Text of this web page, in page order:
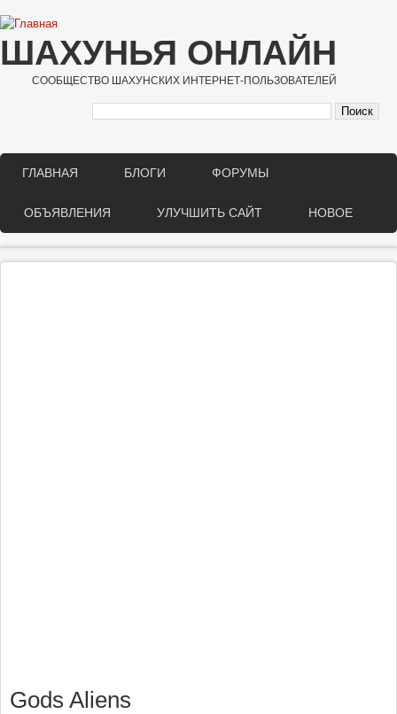
Перейти к основному содержанию
ШАХУНЬЯ ОНЛАЙН
СООБЩЕСТВО ШАХУНСКИХ ИНТЕРНЕТ-ПОЛЬЗОВАТЕЛЕЙ
Main menu
ГЛАВНАЯ БЛОГИ ФОРУМЫ
ОБЪЯВЛЕНИЯ УЛУЧШИТЬ САЙТ НОВОЕ
Gods Aliens